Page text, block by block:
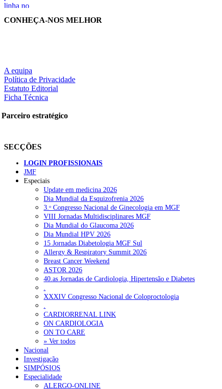
CONHEÇA-NOS MELHOR
A equipa
Política de Privacidade
Estatuto Editorial
Ficha Técnica
Parceiro estratégico
SECÇÕES
LOGIN PROFISSIONAIS
JMF
Especiais
Update em medicina 2026
Dia Mundial da Esquizofrenia 2026
3.ᵒ Congresso Nacional de Ginecologia em MGF
VIII Jornadas Multidisciplinares MGF
Dia Mundial do Glaucoma 2026
Dia Mundial HPV 2026
15 Jornadas Diabetologia MGF Sul
Allergy & Respiratory Summit 2026
Breast Cancer Weekend
ASTOR 2026
40.as Jornadas de Cardiologia, Hipertensão e Diabetes
XXXIV Congresso Nacional de Coloproctologia
CARDIORRENAL LINK
ON CARDIOLOGIA
ON TO CARE
» Ver todos
Nacional
Investigação
SIMPÓSIOS
Especialidade
ALERGO-ONLINE